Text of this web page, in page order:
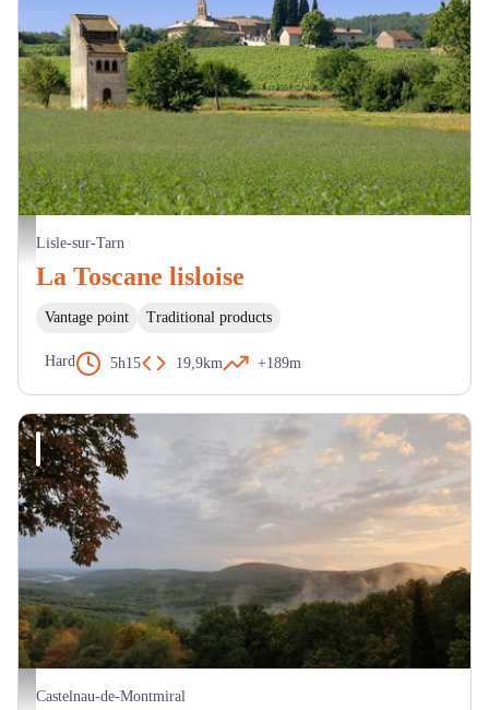
Pigeonnier. - JL. Pieux
Lisle-sur-Tarn
La Toscane lisloise
Vantage point Traditional products
Hard 5h15 19,9km +189m
Forêt domaniale de Grésigne - ONF
Castelnau-de-Montmiral